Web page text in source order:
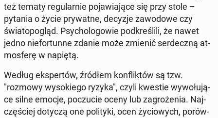
też tematy re­gu­lar­nie po­ja­wia­ją­ce się przy stole –
pytania o życie pry­wat­ne, decyzje za­wo­do­we czy
świa­to­po­gląd. Psy­cho­lo­go­wie pod­kre­śli­li, że nawet
jedno nie­for­tun­ne zdanie może zmienić ser­decz­ną at­
mos­fe­rę w napiętą.
Według eks­per­tów, źródłem kon­flik­tów są tzw.
"rozmowy wy­so­kie­go ryzyka", czyli kwestie wy­wo­łu­ją­
ce silne emocje, po­czu­cie oceny lub za­gro­że­nia. Naj­
czę­ściej dotyczą one po­li­ty­ki, ocen ży­cio­wych, po­rów­